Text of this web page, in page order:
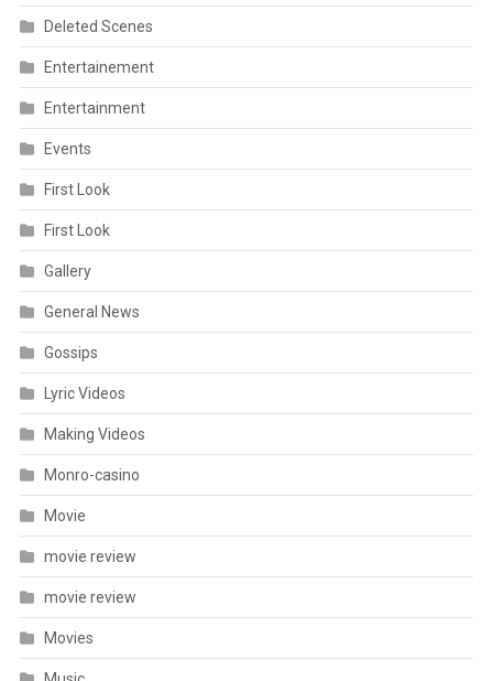
First Look
First Look
Gallery
General News
Gossips
Lyric Videos
Making Videos
Monro-casino
Movie
movie review
movie review
Movies
Music
News
Photo Shoot
Pooja
Post